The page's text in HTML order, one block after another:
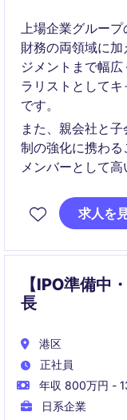
上場企業グループ
財務の両領域に
ジメントまで幅
ラリストとして
です。
また、親会社と
制の強化に携わ
メンバーとして高
求人を
【IPO準備中
長
港区
正社員
年収 800万円 -
日系企業